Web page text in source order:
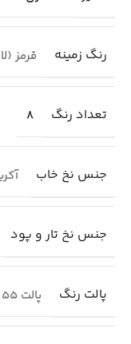
رنگ زمینه قرمز
تعداد رنگ 8
جنس نخ خاب
جنس نخ تار و پود
پالت رنگ پالت 55